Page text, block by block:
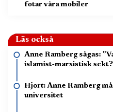
fotar våra mobiler
Läs också
Anne Ramberg sågas:
islamist-marxistisk
Hjort: Anne Ramberg
universitet